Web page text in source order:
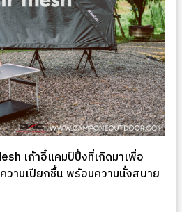
เก้าอี้แคมป์ปิ้งที่เกิดมาเพื่อ
วามเปียกชื้น พร้อมความนั่งสบาย